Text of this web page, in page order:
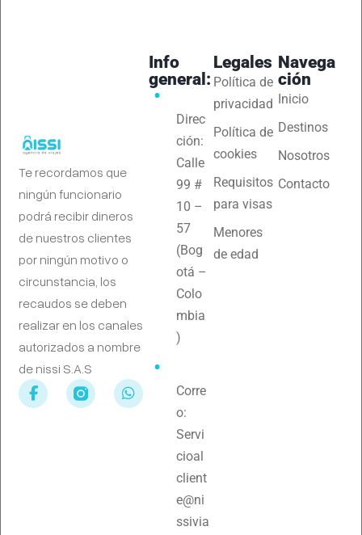
Te recordamos que
ningún funcionario
podrá recibir dineros
de nuestros clientes
por ningún motivo o
circunstancia, los
recaudos se deben
realizar en los canales
autorizados a nombre
de nissi S.A.S
Navega
ción
Inicio
Destinos
Nosotros
Contacto
Legales
Política de
privacidad
Política de
cookies
Requisitos
para visas
Menores
de edad
Info
general:
Direc
ción:
Calle
99 #
10 –
57
(Bog
otá –
Colo
mbia
)
Corre
o:
Servi
cioal
client
e@ni
ssivia